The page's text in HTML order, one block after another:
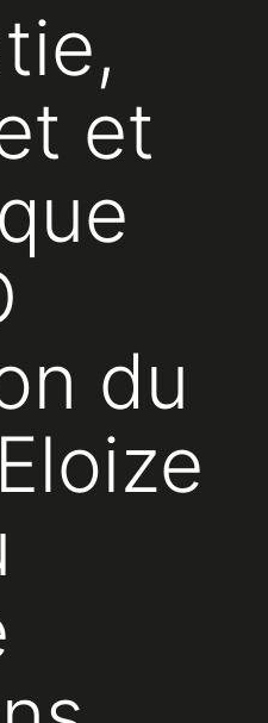
et
du